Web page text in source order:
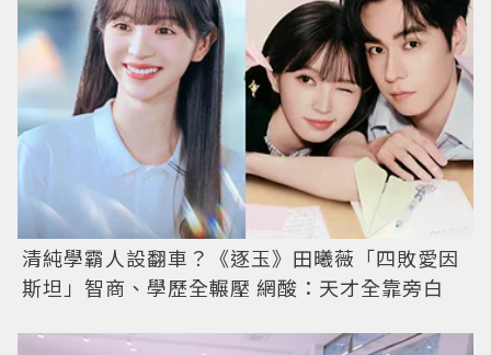
清純學霸人設翻車？《逐玉》田曦薇「四敗愛因
斯坦」智商、學歷全輾壓 網酸：天才全靠旁白